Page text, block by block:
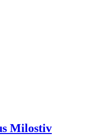
Milostiv